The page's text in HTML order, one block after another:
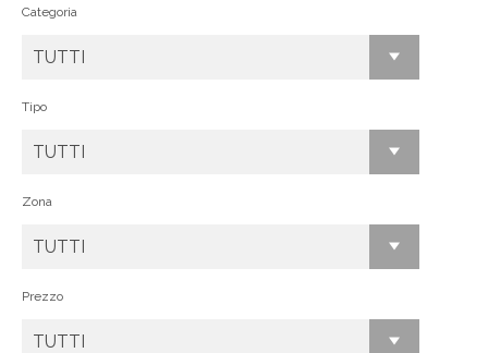
Categoria
TUTTI
Tipo
TUTTI
Zona
TUTTI
Prezzo
TUTTI